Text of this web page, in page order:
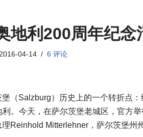
地利200周年纪念
2016-04-14 6 评论
（Salzburg）历史上的一个转折点
。今天，在萨尔茨堡老城区，官方
Reinhold Mitterlehner，萨尔茨堡州